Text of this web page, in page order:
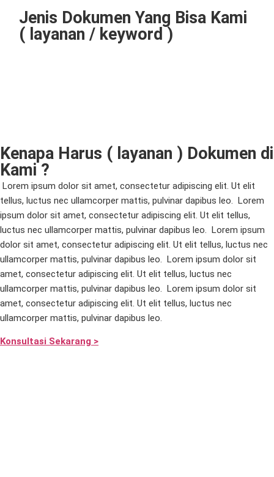
Jenis Dokumen Yang Bisa Kami
( layanan / keyword )
Kenapa Harus ( layanan ) Dokumen di
Kami ?
Lorem ipsum dolor sit amet, consectetur adipiscing elit. Ut elit
tellus, luctus nec ullamcorper mattis, pulvinar dapibus leo. Lorem
ipsum dolor sit amet, consectetur adipiscing elit. Ut elit tellus,
luctus nec ullamcorper mattis, pulvinar dapibus leo. Lorem ipsum
dolor sit amet, consectetur adipiscing elit. Ut elit tellus, luctus nec
ullamcorper mattis, pulvinar dapibus leo. Lorem ipsum dolor sit
amet, consectetur adipiscing elit. Ut elit tellus, luctus nec
ullamcorper mattis, pulvinar dapibus leo. Lorem ipsum dolor sit
amet, consectetur adipiscing elit. Ut elit tellus, luctus nec
ullamcorper mattis, pulvinar dapibus leo.
Konsultasi Sekarang >